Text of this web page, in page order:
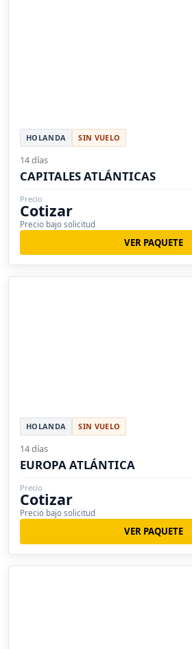
HOLANDA SIN VUELO
14 días
CAPITALES ATLÁNTICAS
Precio
Cotizar
Precio bajo solicitud
VER PAQUETE
HOLANDA SIN VUELO
14 días
EUROPA ATLÁNTICA
Precio
Cotizar
Precio bajo solicitud
VER PAQUETE